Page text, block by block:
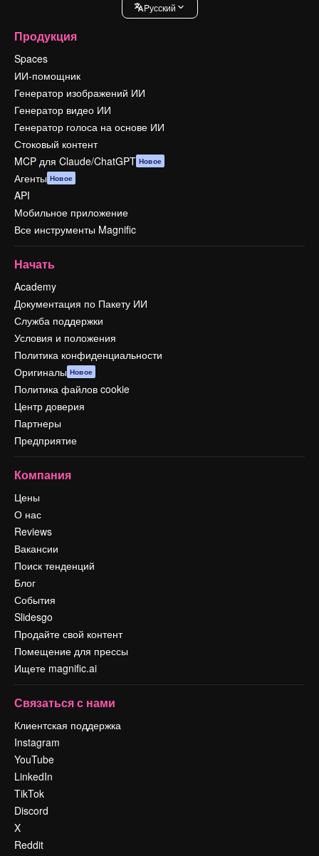
Pусский
Продукция
Spaces
ИИ-помощник
Генератор изображений ИИ
Генератор видео ИИ
Генератор голоса на основе ИИ
Стоковый контент
MCP для Claude/ChatGPT Новое
Агенты Новое
API
Мобильное приложение
Все инструменты Magnific
Начать
Academy
Документация по Пакету ИИ
Служба поддержки
Условия и положения
Политика конфиденциальности
Оригиналы Новое
Политика файлов cookie
Центр доверия
Партнеры
Предприятие
Компания
Цены
О нас
Reviews
Вакансии
Поиск тенденций
Блог
События
Slidesgo
Продайте свой контент
Помещение для прессы
Ищете magnific.ai
Связаться с нами
Клиентская поддержка
Instagram
YouTube
LinkedIn
TikTok
Discord
X
Reddit